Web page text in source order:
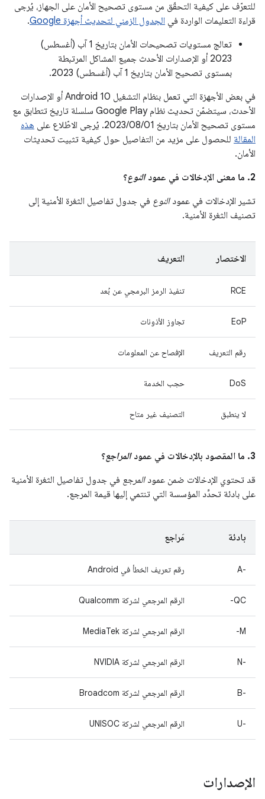
للتعرّف على كيفية التحقّق من مستوى تصحيح الأمان على الجهاز، يُرجى
قراءة التعليمات الواردة في الجدول الزمني لتحديث أجهزة Google
.
تعالج مستويات تصحيحات الأمان بتاريخ 1 آب (أغسطس)
2023 أو الإصدارات الأحدث جميع المشاكل المرتبطة
بمستوى تصحيح الأمان بتاريخ 1 آب (أغسطس) 2023.
في بعض الأجهزة التي تعمل بنظام التشغيل Android 10 أو الإصدارات
الأحدث، سيتضمّن تحديث نظام Google Play سلسلة تاريخ تتطابق مع
مستوى تصحيح الأمان بتاريخ 01‏/08‏/2023. يُرجى الاطّلاع على
هذه
المقالة للحصول على مزيد من التفاصيل حول كيفية تثبيت تحديثات
الأمان.
2. ما معنى الإدخالات في عمود
النوع؟
تشير الإدخالات في عمودالنوع في جدول تفاصيل الثغرة الأمنية إلى
تصنيف الثغرة الأمنية.
الاختصار التعريف
RCE تنفيذ الرمز البرمجي عن بُعد
EoP تجاوز الأذونات
رقم التعريف الإفصاح عن المعلومات
DoS حجب الخدمة
لا ينطبق التصنيف غير متاح
3. ما المقصود بالإدخالات في عمود المراجع؟
قد تحتوي الإدخالات ضمن عمودالمرجع في جدول تفاصيل الثغرة الأمنية
على بادئة تحدِّد المؤسسة التي تنتمي إليها قيمة المرجع.
بادئة مَراجع
A-‎ رقم تعريف الخطأ في Android
QC- الرقم المرجعي لشركة Qualcomm
M- الرقم المرجعي لشركة MediaTek
‫N-‎ الرقم المرجعي لشركة NVIDIA
B-‎ الرقم المرجعي لشركة Broadcom
U-‎ الرقم المرجعي لشركة UNISOC
الإصدارات